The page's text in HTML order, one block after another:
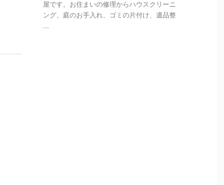
屋です。お住まいの修理からハウスクリーニ
ング、庭のお手入れ、ゴミの片付け、遺品整
...